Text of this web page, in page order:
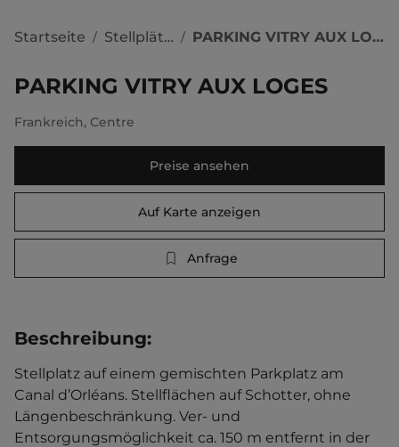
Startseite / Stellplätze / PARKING VITRY AUX LOGES
PARKING VITRY AUX LOGES
Frankreich, Centre
Preise ansehen
Auf Karte anzeigen
Anfrage
Beschreibung:
Stellplatz auf einem gemischten Parkplatz am
Canal d’Orléans. Stellflächen auf Schotter, ohne
Längenbeschränkung. Ver- und
Entsorgungsmöglichkeit ca. 150 m entfernt in der